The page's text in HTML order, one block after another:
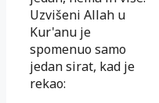
Uzvišeni Allah u
Kur'anu je
spomenuo samo
jedan sirat, kad je
rekao: